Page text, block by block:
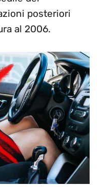
posteriori
al 2006.